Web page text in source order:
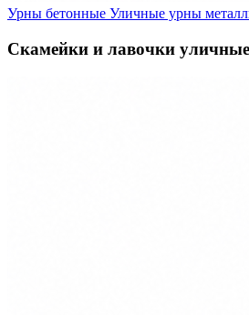
Урны бетонные Уличные урны
Скамейки и лавочки уличные